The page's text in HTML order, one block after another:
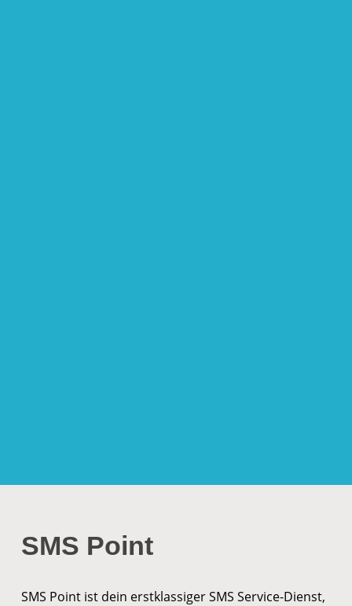
SMS Point
SMS Point ist dein erstklassiger SMS Service-Dienst,